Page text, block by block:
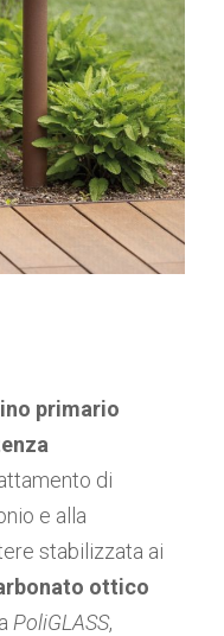
primario
di
e alla
stabilizzata ai
ottico
PoliGLASS,